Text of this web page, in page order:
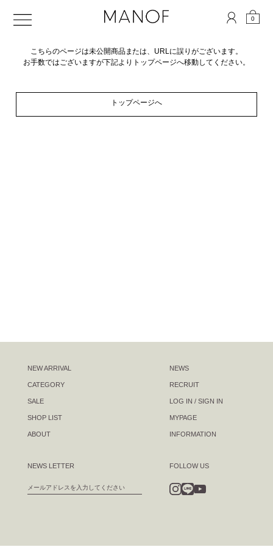
0
こちらのページは未公開商品または、URLに誤りがございます。
お手数ではございますが下記よりトップページへ移動してください。
トップページへ
NEW ARRIVAL
CATEGORY
SALE
SHOP LIST
ABOUT
NEWS LETTER
NEWS
RECRUIT
LOG IN / SIGN IN
MYPAGE
INFORMATION
FOLLOW US